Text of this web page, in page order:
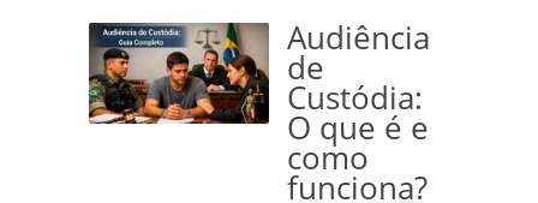
Audiência
de
Custódia:
O que é e
como
funciona?